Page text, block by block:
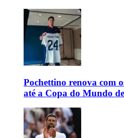
Pochettino renova com
até a Copa do Mundo